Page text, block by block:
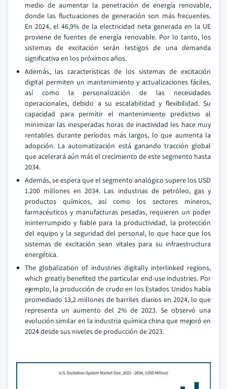
medio de aumentar la penetración de energía renovable,
donde las fluctuaciones de generación son más frecuentes.
En 2024, el 46,9% de la electricidad neta generada en la UE
proviene de fuentes de energía renovable. Por lo tanto, los
sistemas de excitación serán testigos de una demanda
significativa en los próximos años.
Además, las características de los sistemas de excitación
digital permiten un mantenimiento y actualizaciones fáciles,
así como la personalización de las necesidades
operacionales, debido a su escalabilidad y flexibilidad. Su
capacidad para permitir el mantenimiento predictivo al
minimizar las inesperadas horas de inactividad les hace muy
rentables durante períodos más largos, lo que aumenta la
adopción. La automatización está ganando tracción global
que acelerará aún más el crecimiento de este segmento hasta
2034.
Además, se espera que el segmento analógico supere los USD
1.200 millones en 2034. Las industrias de petróleo, gas y
productos químicos, así como los sectores mineros,
farmacéuticos y manufacturas pesadas, requieren un poder
ininterrumpido y fiable para la productividad, la protección
del equipo y la seguridad del personal, lo que hace que los
sistemas de excitación sean vitales para su infraestructura
energética.
The globalization of industries digitally interlinked regions,
which greatly benefited the particular end-use industries. Por
ejemplo, la producción de crudo en los Estados Unidos había
promediado 13,2 millones de barriles diarios en 2024, lo que
representa un aumento del 2% de 2023. Se observó una
evolución similar en la industria química china que mejoró en
2024 desde sus niveles de producción de 2023.